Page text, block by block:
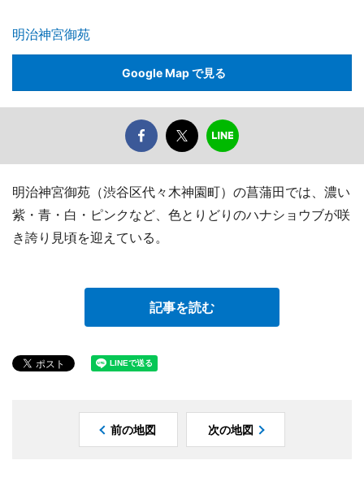
明治神宮御苑
Google Map で見る
明治神宮御苑（渋谷区代々木神園町）の菖蒲田では、濃い
紫・青・白・ピンクなど、色とりどりのハナショウブが咲
き誇り見頃を迎えている。
記事を読む
前の地図 次の地図